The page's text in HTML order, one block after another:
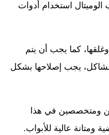
استخدام أدوات
كما يجب أن يتم
يجب إصلاحها بشكل
ومتخصصين في هذا
ومتانة عالية للأبواب.